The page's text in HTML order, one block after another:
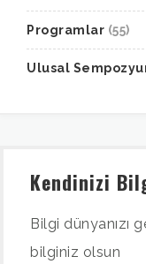
Programlar (55)
Ulusal
Kendinizi
Bilgi dünyanızı
bilginiz olsun